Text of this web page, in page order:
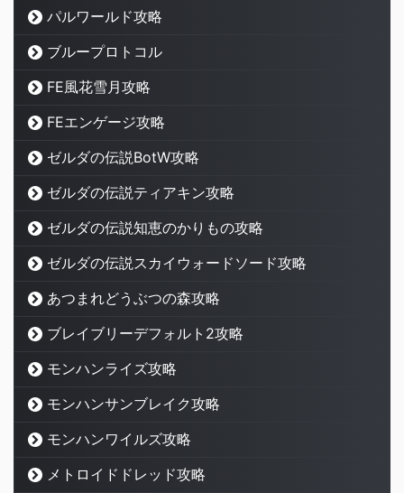
パルワールド攻略
ブループロトコル
FE風花雪月攻略
FEエンゲージ攻略
ゼルダの伝説BotW攻略
ゼルダの伝説ティアキン攻略
ゼルダの伝説知恵のかりもの攻略
ゼルダの伝説スカイウォードソード攻略
あつまれどうぶつの森攻略
ブレイブリーデフォルト2攻略
モンハンライズ攻略
モンハンサンブレイク攻略
モンハンワイルズ攻略
メトロイドドレッド攻略